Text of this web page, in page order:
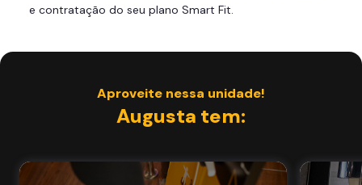
Área de musculação e aeróbicos
e contratação do seu plano Smart Fit.
Aproveite nessa unidade!
Augusta tem: